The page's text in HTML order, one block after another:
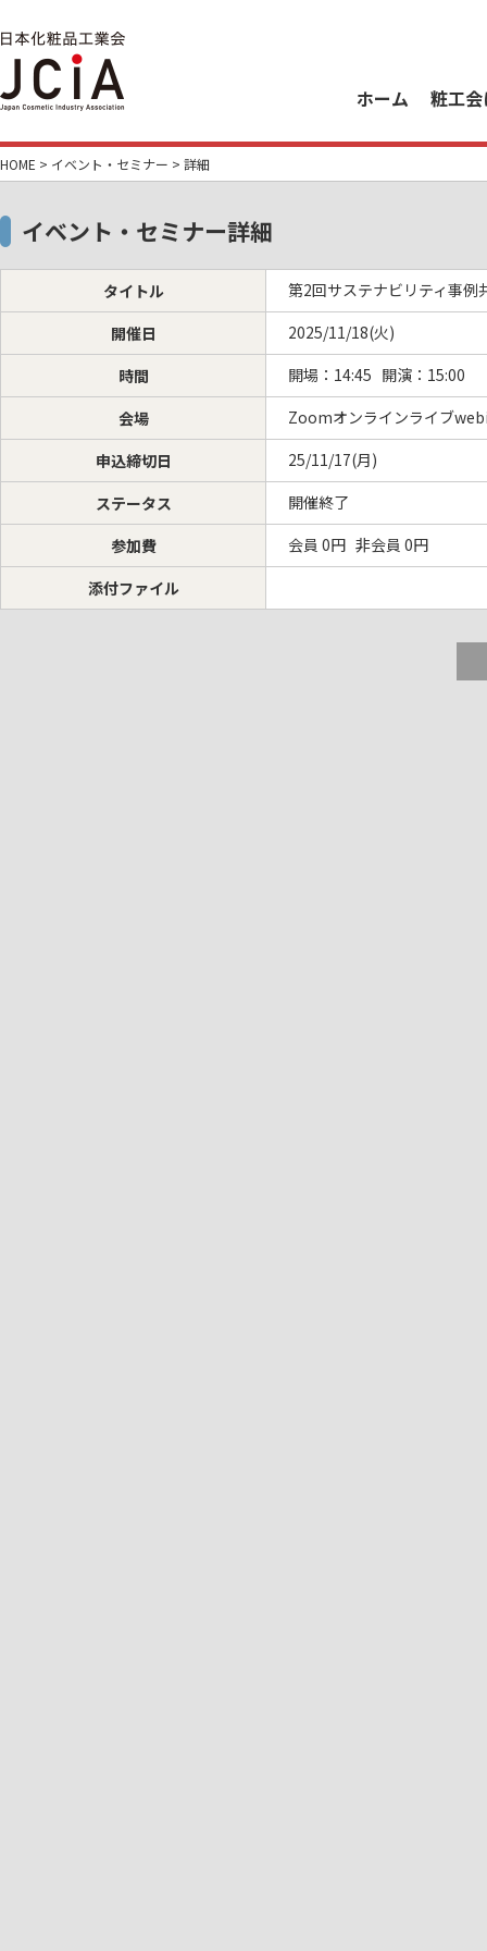
ホーム 粧工
HOME > イベント・セミナー > 詳細
イベント・セミナー詳細
タイトル
第2回サステナビリティ事
開催日
2025/11/18(火)
時間
開場：14:45 開演：15:00
会場
Zoomオンラインライブ
申込締切日
25/11/17(月)
ステータス
開催終了
参加費
会員 0円 非会員 0円
添付ファイル